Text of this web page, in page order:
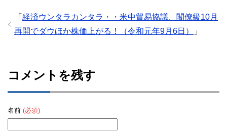
「 経済ウンタラカンタラ・・米中貿易協議、閣僚級10月
再開でダウほか株価上がる！（令和元年9月6日）
」
コメントを残す
名前 (必須)